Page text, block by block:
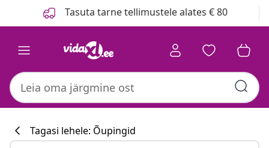
Tasuta tarne tellimustele alates € 80
Tagasi lehele: Õupingid